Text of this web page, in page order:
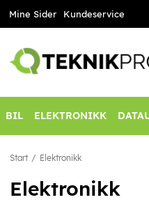
Mine Sider Kundeservice
BIL ELEKTRONIKK
Start Elektronikk
Elektronikk